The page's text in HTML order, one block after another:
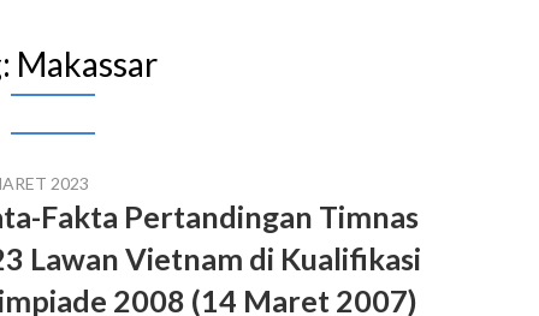
Makassar
2023
Fakta Pertandingan Timnas
Lawan Vietnam di Kualifikasi
2008 (14 Maret 2007)